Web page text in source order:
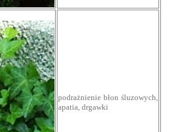
podrażnienie błon śluzowych,
apatia, drgawki